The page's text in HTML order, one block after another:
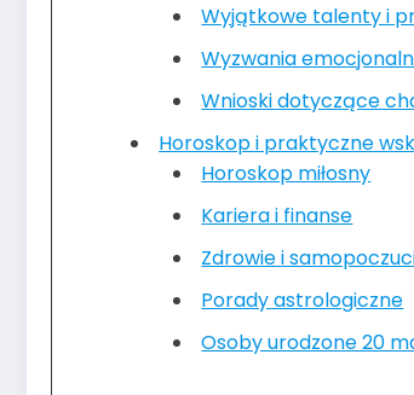
Wyjątkowe talenty i
Wyzwania
Wnioski dotyczące
Horoskop i praktyczne
Horoskop miłosny
Kariera i finanse
Zdrowie i
Porady astrologiczne
Osoby urodzone 20